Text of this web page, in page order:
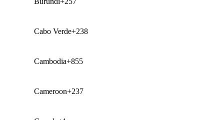
Cabo Verde+238
Cambodia+855
Cameroon+237